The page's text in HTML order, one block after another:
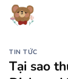
Chuyển
đến
dungTIN TỨC
Tại sao